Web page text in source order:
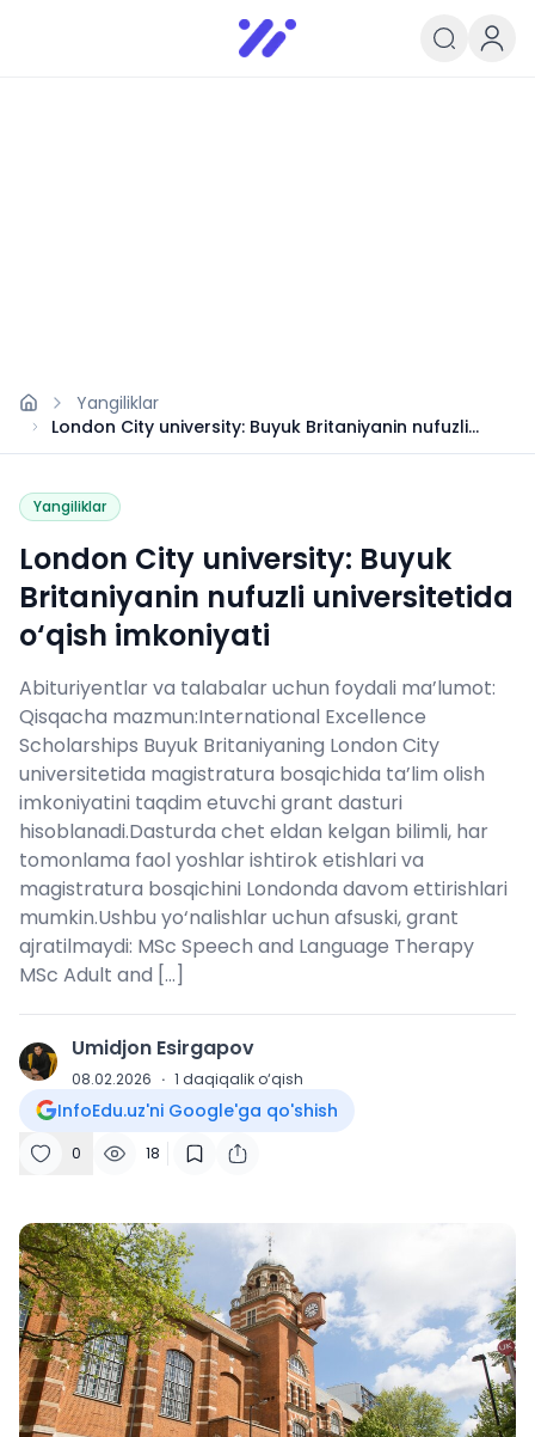
Infoedu
Ta&#039;lim xabarlari va
Yangiliklar
London City university: Buyuk Britaniyanin nufuzli
universitetida o‘qish imkoniyati
Yangiliklar
London City university: Buyuk
Britaniyanin nufuzli universitetida
o‘qish imkoniyati
Abituriyentlar va talabalar uchun foydali ma’lumot:
Qisqacha mazmun:International Excellence
Scholarships Buyuk Britaniyaning London City
universitetida magistratura bosqichida ta’lim olish
imkoniyatini taqdim etuvchi grant dasturi
hisoblanadi.Dasturda chet eldan kelgan bilimli, har
tomonlama faol yoshlar ishtirok etishlari va
magistratura bosqichini Londonda davom ettirishlari
mumkin.Ushbu yo‘nalishlar uchun afsuski, grant
ajratilmaydi: MSc Speech and Language Therapy
MSc Adult and […]
U Umidjon Esirgapov
08.02.2026 · 1 daqiqalik o‘qish
InfoEdu.uz'ni Google'ga qo'shish
0 18